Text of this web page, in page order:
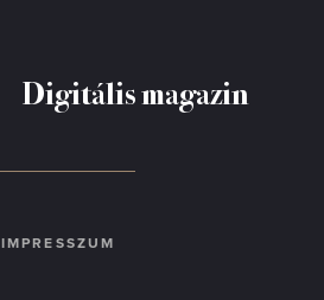
Digitális magazin
IMPRESSZUM